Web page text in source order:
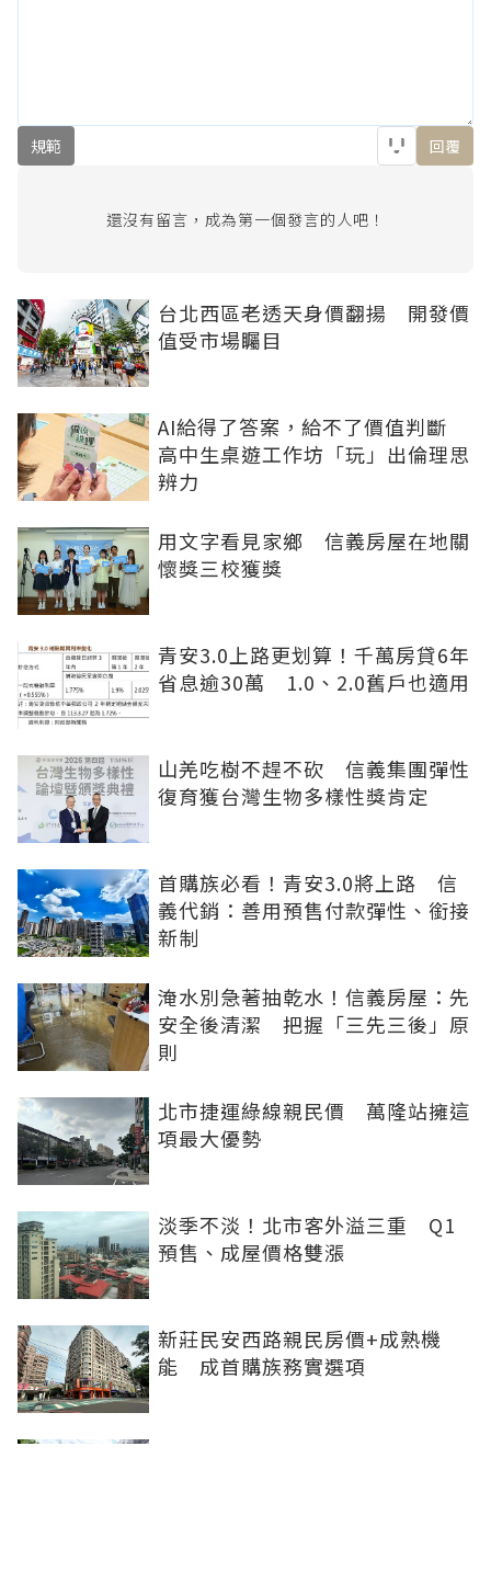
規範 回覆
還沒有留言，成為第一個發言的人吧！
台北西區老透天身價翻揚 開發價
值受市場矚目
AI給得了答案，給不了價值判斷
高中生桌遊工作坊「玩」出倫理思
辨力
用文字看見家鄉 信義房屋在地關
懷獎三校獲獎
青安3.0上路更划算！千萬房貸6年
省息逾30萬 1.0、2.0舊戶也適用
山羌吃樹不趕不砍 信義集團彈性
復育獲台灣生物多樣性獎肯定
首購族必看！青安3.0將上路 信
義代銷：善用預售付款彈性、銜接
新制
淹水別急著抽乾水！信義房屋：先
安全後清潔 把握「三先三後」原
則
北市捷運綠線親民價 萬隆站擁這
項最大優勢
淡季不淡！北市客外溢三重 Q1
預售、成屋價格雙漲
新莊民安西路親民房價+成熟機
能 成首購族務實選項